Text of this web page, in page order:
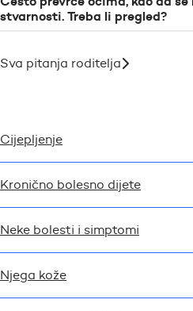
stvarnosti. Treba li pregled?
Sva pitanja roditelja
Cijepljenje
Kronično bolesno dijete
Neke bolesti i simptomi
Njega kože